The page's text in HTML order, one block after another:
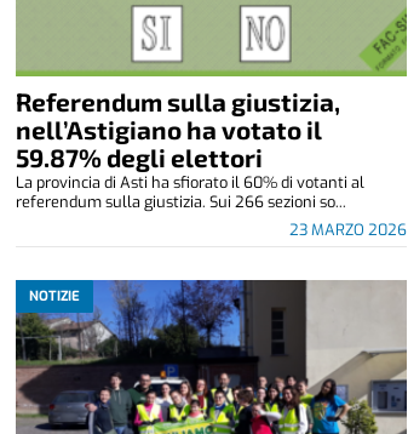
Referendum sulla giustizia,
nell’Astigiano ha votato il
59.87% degli elettori
23 MARZO 2026
La provincia di Asti ha sfiorato il 60% di votanti al
referendum sulla giustizia. Sui 266 sezioni so...
NOTIZIE